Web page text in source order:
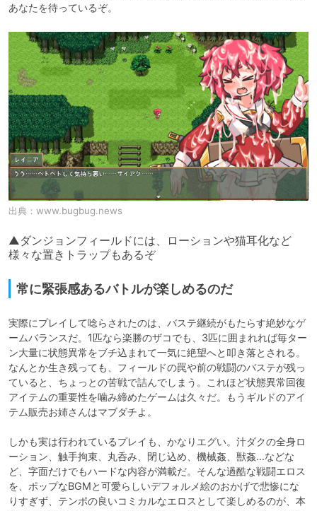
あなたを待っているぞ。
出典： www.bugbug.news
▲ダンジョンフィールドには、ローションや猫耳化など
様々な置きトラップもあるぞ
常に緊張感あるバトルが楽しめるのだ
実際にプレイして唸らされたのは、バステ継続がもたらす絶妙なゲ
ームバランスだ。1匹なら楽勝のザコでも、3匹に囲まれれば毎ター
ン大量に状態異常をブチ込まれて一気に絶望へと叩き落とされる。
なんとか生き残っても、フィールドの罠や前の戦闘のバステが残っ
ていると、ちょっとの苦戦で詰んでしまう。これほど状態異常回復
アイテムの重要性を噛み締めたゲームは久々だ。もうギルドのアイ
テム販売お姉さんはマブダチよ。
しかも実は行われているプレイも、かなりエグい。汁ダクの全身ロ
ーション、触手拘束、丸呑み、閉じ込め、機械姦、獣姦…などな
ど、字面だけでもハードな内容が満載だ。そんな過酷な戦闘エロス
を、ポップなBGMと可愛らしいデフォルメ絵のおかげで悲惨にな
りすぎず、テンポの良いコミカルなエロスとして楽しめるのが、本